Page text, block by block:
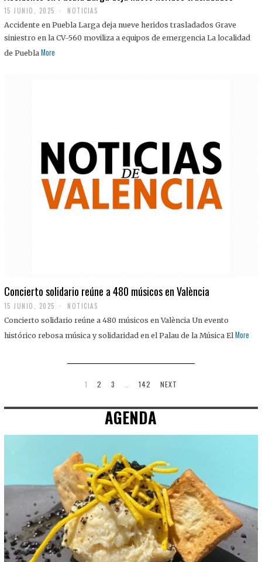
15 JUNIO, 2025 NOTICIAS
Accidente en Puebla Larga deja nueve heridos trasladados Grave
siniestro en la CV-560 moviliza a equipos de emergencia La localidad
de Puebla More
Concierto solidario reúne a 480 músicos en València
15 JUNIO, 2025 NOTICIAS
Concierto solidario reúne a 480 músicos en València Un evento
histórico rebosa música y solidaridad en el Palau de la Música El More
1 2 3 142 NEXT
AGENDA